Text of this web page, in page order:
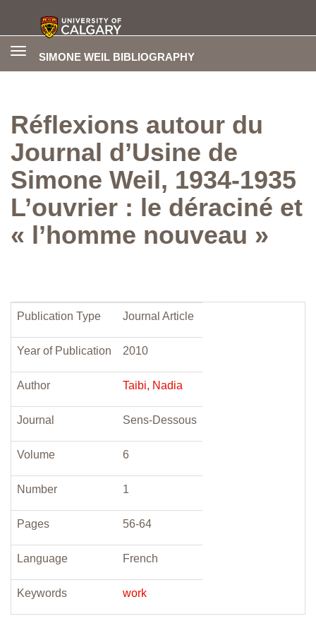
SIMONE WEIL BIBLIOGRAPHY
Toggle
Réflexions autour du
Journal d’Usine de
Simone Weil, 1934-1935
L’ouvrier : le déraciné et
« l’homme nouveau »
Publication Type Journal Article
Year of Publication 2010
Author Taibi, Nadia
Journal Sens-Dessous
Volume 6
Number 1
Pages 56-64
Language French
Keywords work